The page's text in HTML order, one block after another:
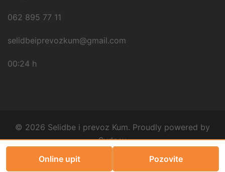
Online upit Pozovite
062 895 77 11
selidbeiprevozkum@gmail.com
00:24 h
© 2026 Selidbe i prevoz Kum. Proudly powered by
Sydney